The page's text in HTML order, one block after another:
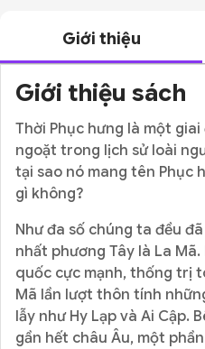
Giới thiệu
Giới thiệu sách
Thời Phục hưng là một
ngoặt trong lịch sử loài
tại sao nó mang tên Phục
gì không?
Như đa số chúng ta đều
nhất phương Tây là La
quốc cực mạnh, thống trị
Mã lần lượt thôn tính
lẫy như Hy Lạp và Ai Cập.
gần hết châu Âu, một